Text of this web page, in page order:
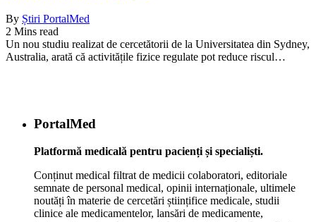
By Știri PortalMed
2 Mins read
Un nou studiu realizat de cercetătorii de la Universitatea din Sydney,
Australia, arată că activitățile fizice regulate pot reduce riscul…
PortalMed
Platformă medicală pentru pacienți și specialiști.
Conținut medical filtrat de medicii colaboratori, editoriale
semnate de personal medical, opinii internaționale, ultimele
noutăți în materie de cercetări științifice medicale, studii
clinice ale medicamentelor, lansări de medicamente,